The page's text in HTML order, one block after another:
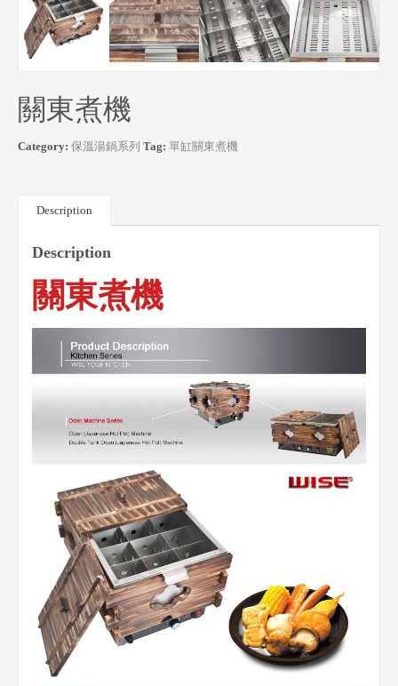
關東煮機
Category: 保溫湯鍋系列 Tag: 單缸關東煮機
Description
Description
關東煮機